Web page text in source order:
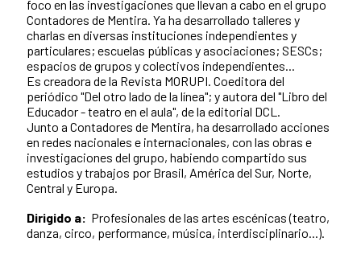
foco en las investigaciones que llevan a cabo en el grupo
Contadores de Mentira. Ya ha desarrollado talleres y
charlas en diversas instituciones independientes y
particulares; escuelas públicas y asociaciones; SESCs;
espacios de grupos y colectivos independientes...
Es creadora de la Revista MORUPI. Coeditora del
periódico "Del otro lado de la línea"; y autora del "Libro del
Educador - teatro en el aula", de la editorial DCL.
Junto a Contadores de Mentira, ha desarrollado acciones
en redes nacionales e internacionales, con las obras e
investigaciones del grupo, habiendo compartido sus
estudios y trabajos por Brasil, América del Sur, Norte,
Central y Europa.
Dirigido a: Profesionales de las artes escénicas (teatro,
danza, circo, performance, música, interdisciplinario...).